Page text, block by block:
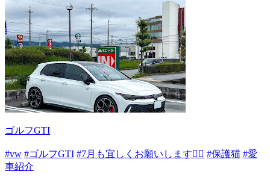
ゴルフGTI
#vw #ゴルフGTI #7月も宜しくお願いします🙇‍♂️ #保護猫 #愛
車紹介